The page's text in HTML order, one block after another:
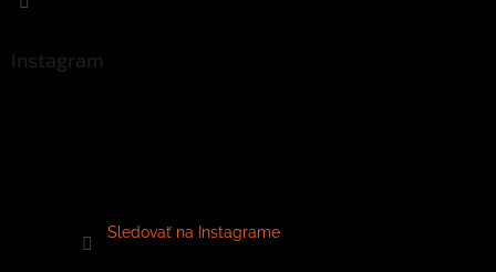
Instagram
Sledovať na Instagrame